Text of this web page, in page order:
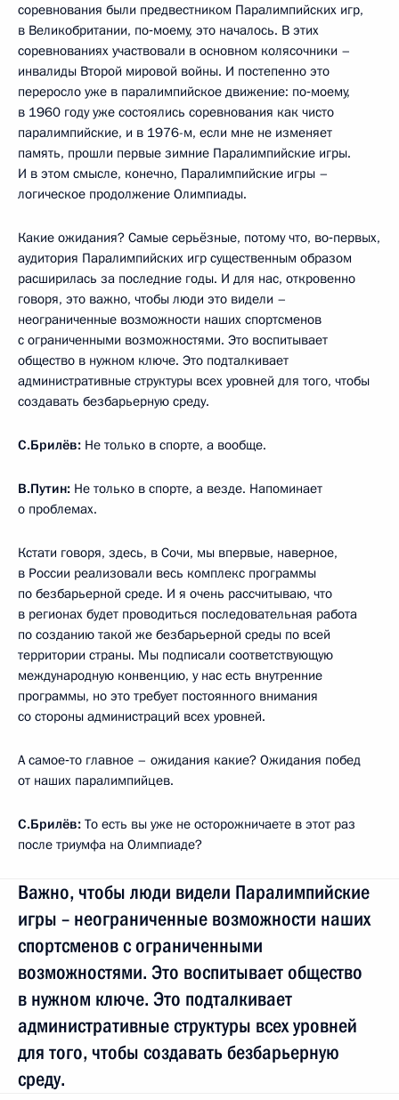
соревнования были предвестником Паралимпийских игр,
в Великобритании, по‑моему, это началось. В этих
соревнованиях участвовали в основном колясочники –
инвалиды Второй мировой войны. И постепенно это
переросло уже в паралимпийское движение: по‑моему,
в 1960 году уже состоялись соревнования как чисто
паралимпийские, и в 1976-м, если мне не изменяет
память, прошли первые зимние Паралимпийские игры.
И в этом смысле, конечно, Паралимпийские игры –
логическое продолжение Олимпиады.
Какие ожидания? Самые серьёзные, потому что, во‑первых,
аудитория Паралимпийских игр существенным образом
расширилась за последние годы. И для нас, откровенно
говоря, это важно, чтобы люди это видели –
неограниченные возможности наших спортсменов
с ограниченными возможностями. Это воспитывает
общество в нужном ключе. Это подталкивает
административные структуры всех уровней для того, чтобы
создавать безбарьерную среду.
С.Брилёв: Не только в спорте, а вообще.
В.Путин: Не только в спорте, а везде. Напоминает
о проблемах.
Кстати говоря, здесь, в Сочи, мы впервые, наверное,
в России реализовали весь комплекс программы
по безбарьерной среде. И я очень рассчитываю, что
в регионах будет проводиться последовательная работа
по созданию такой же безбарьерной среды по всей
территории страны. Мы подписали соответствующую
международную конвенцию, у нас есть внутренние
программы, но это требует постоянного внимания
со стороны администраций всех уровней.
А самое‑то главное – ожидания какие? Ожидания побед
от наших паралимпийцев.
С.Брилёв: То есть вы уже не осторожничаете в этот раз
после триумфа на Олимпиаде?
Важно, чтобы люди видели Паралимпийские
игры – неограниченные возможности наших
спортсменов с ограниченными
возможностями. Это воспитывает общество
в нужном ключе. Это подталкивает
административные структуры всех уровней
для того, чтобы создавать безбарьерную
среду.